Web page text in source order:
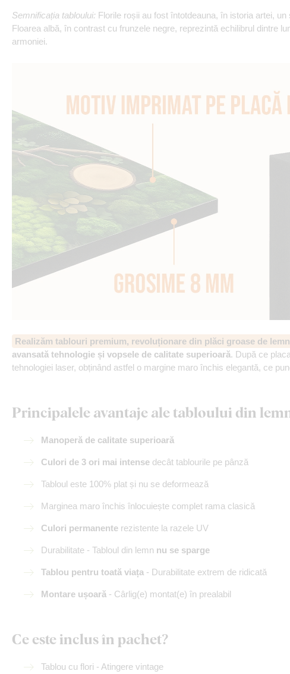
Semnificația tabloului: Florile roșii au fost întotdeauna, în istoria artei,
Floarea albă, în contrast cu frunzele negre, reprezintă echilibrul dintre
armoniei.
Realizăm tablouri premium, revoluționare din plăci groase de lemn
avansată tehnologie și vopsele de calitate superioară. După ce
tehnologiei laser, obținând astfel o margine maro închis elegantă, ce
Principalele avantaje ale tabloului din
Manoperă de calitate superioară
Culori de 3 ori mai intense decât tablourile pe pânză
Tabloul este 100% plat și nu se deformează
Marginea maro închis înlocuiește complet rama clasică
Culori permanente rezistente la razele UV
Durabilitate - Tabloul din lemn nu se sparge
Tablou pentru toată viața - Durabilitate extrem de ridicată
Montare ușoară - Cârlig(e) montat(e) în prealabil
Ce este inclus în pachet?
Tablou cu flori - Atingere vintage